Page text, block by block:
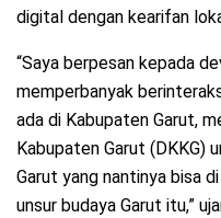
digital dengan kearifan
“Saya berpesan kepada
memperbanyak
ada di Kabupaten Garut,
Kabupaten Garut (DKKG)
Garut yang nantinya bisa
unsur budaya Garut itu,”